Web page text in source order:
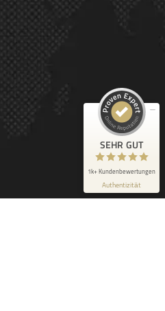
SEHR GUT
1k+ Kundenbewertungen
Authentizität
Kundenbewertungen und Erfahrungen zu
Dr. Herzog Rechtsanwälte
SEHR GUT
4,86 / 5,00
735
Bewertungen auf
ProvenExpert.com
688
Bewertungen von 4
Blick aufs ProvenExpert-Profil werfen
1.8.2026